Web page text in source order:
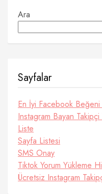
Ara
Sayfalar
En İyi Facebook
Instagram Bayan
Liste
Sayfa Listesi
SMS Onay
Tiktok Yorum Yükleme
Ücretsiz Instagram